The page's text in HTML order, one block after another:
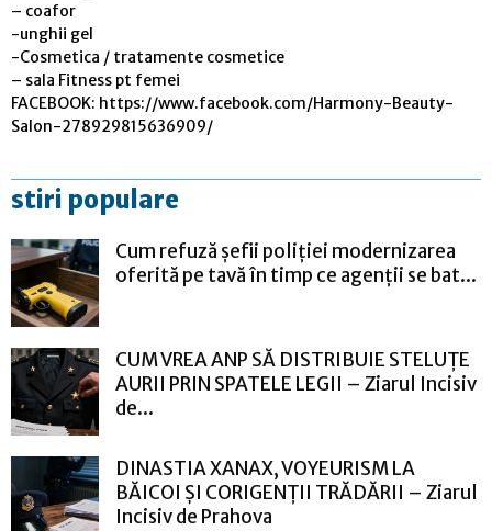
– coafor
-unghii gel
-Cosmetica / tratamente cosmetice
– sala Fitness pt femei
FACEBOOK: https://www.facebook.com/Harmony-Beauty-
Salon-278929815636909/
stiri populare
Cum refuză șefii poliției modernizarea
oferită pe tavă în timp ce agenții se bat...
CUM VREA ANP SĂ DISTRIBUIE STELUȚE
AURII PRIN SPATELE LEGII – Ziarul Incisiv
de...
DINASTIA XANAX, VOYEURISM LA
BĂICOI ȘI CORIGENȚII TRĂDĂRII – Ziarul
Incisiv de Prahova